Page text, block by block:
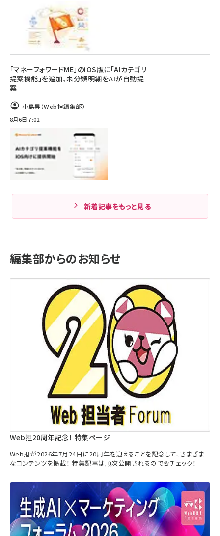
「マネーフォワードME」のiOS版に「AIカテゴリ
提案機能」を追加、未分類明細をAIが自動提
案
小島昇（Web担編集部）
8月6日 7:02
新着記事をもっと見る
編集部からのお知らせ
Web担20周年記念！ 特集ページ
Web担が2026年7月24日に20周年を迎えることを記念して、さまざま
なコンテンツを掲載！ 特集記事は順次公開されるので要チェック！